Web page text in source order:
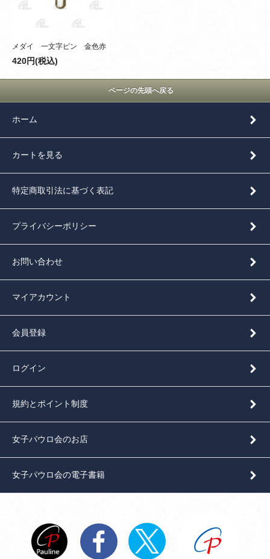
メダイ 一文字ピン 金色赤
420円(税込)
ページの先頭へ戻る
ホーム
カートを見る
特定商取引法に基づく表記
プライバシーポリシー
お問い合わせ
マイアカウント
会員登録
ログイン
規約とポイント制度
女子パウロ会のお店
女子パウロ会の電子書籍